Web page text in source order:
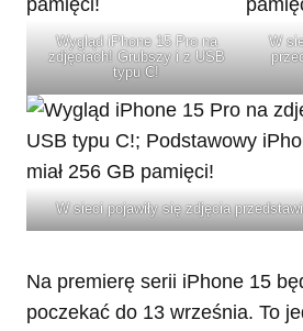
Wygląd iPhone 15 Pro na
zdjęciach! Grubszy i z USB
typu C!
W
W sieci pojawiły się zdjęcia
Na premierę serii iPhone 15
poczekać do 13 września. To